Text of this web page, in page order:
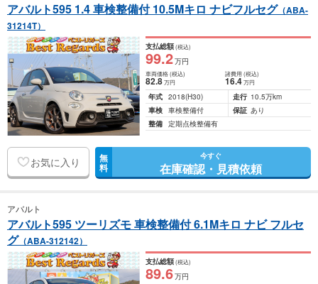
アバルト595 1.4 車検整備付 10.5Mキロ ナビフルセグ（ABA-
31214T）
支払総額(税込)
99.2万円
車両価格(税込)
82.8万円
諸費用 (税込)
16.4 万円
年式 2018(H30) 走行 10.5万km
車検 車検整備付 保証 あり
整備 定期点検整備有
お気に入り 無
料
今すぐ
在庫確認・見積依頼
アバルト
アバルト595 ツーリズモ 車検整備付 6.1Mキロ ナビ フルセ
グ（ABA-312142）
支払総額(税込)
89.6万円